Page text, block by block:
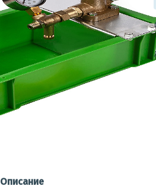
Описание